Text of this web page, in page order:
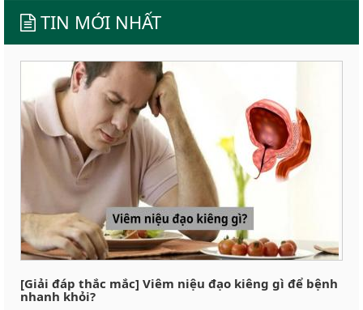
TIN MỚI NHẤT
[Giải đáp thắc mắc] Viêm niệu đạo kiêng gì để bệnh
nhanh khỏi?